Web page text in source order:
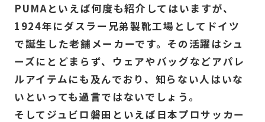
PUMAといえば何度も紹介してはいますが、
1924年にダスラー兄弟製靴工場としてドイツ
で誕生した老舗メーカーです。その活躍はシュ
ーズにとどまらず、ウェアやバッグなどアパレ
ルアイテムにも及んでおり、知らない人はいな
いといっても過言ではないでしょう。
そしてジュビロ磐田といえば日本プロサッカー